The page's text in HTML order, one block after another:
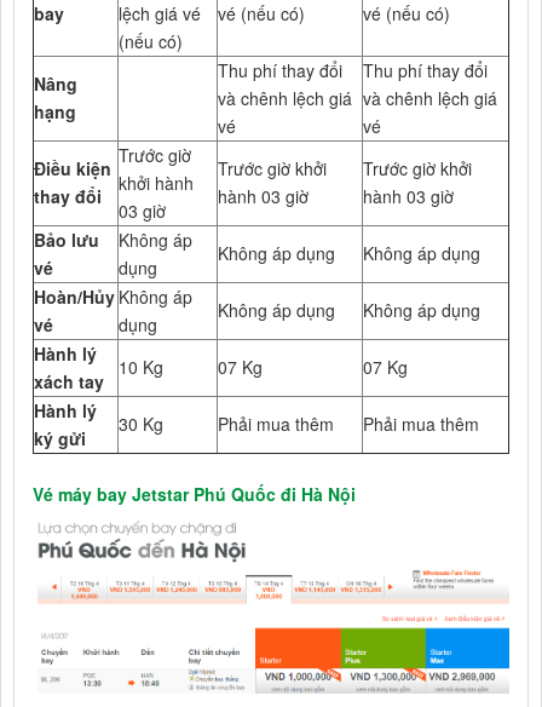
bay
lệch giá vé
(nếu có)
vé (nếu có) vé (nếu có)
Nâng
hạng
Thu phí thay đổi
và chênh lệch giá
vé
Thu phí thay đổi
và chênh lệch giá
vé
Điều kiện
thay đổi
Trước giờ
khởi hành
03 giờ
Trước giờ khởi
hành 03 giờ
Trước giờ khởi
hành 03 giờ
Bảo lưu
vé
Không áp
dụng
Không áp dụng
Không áp dụng
Hoàn/Hủy
vé
Không áp
dụng
Không áp dụng
Không áp dụng
Hành lý
xách tay
10 Kg 07 Kg
07 Kg
Hành lý
ký gửi
30 Kg Phải mua thêm Phải mua thêm
Vé máy bay Jetstar Phú Quốc đi Hà Nội